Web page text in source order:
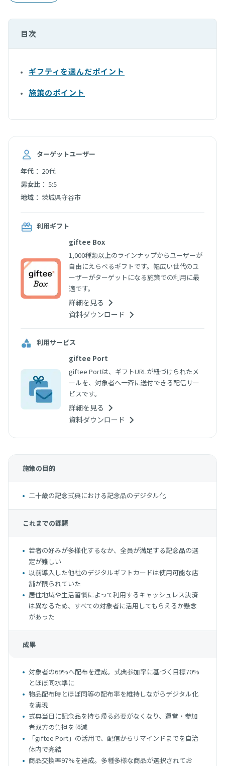
目次
ギフティを選んだポイント
施策のポイント
ターゲットユーザー
年代 ： 20代
男女比 ： 5:5
地域 ： 茨城県守谷市
利用ギフト
giftee Box
1,000種類以上のラインナップからユーザーが
自由にえらべるギフトです。幅広い世代のユ
ーザーがターゲットになる施策での利用に最
適です。
詳細を見る
資料ダウンロード
利用サービス
giftee Port
giftee Portは、ギフトURLが紐づけられたメ
ールを、対象者へ一斉に送付できる配信サー
ビスです。
詳細を見る
資料ダウンロード
施策の目的
二十歳の記念式典における記念品のデジタル化
これまでの課題
若者の好みが多様化するなか、全員が満足する記念品の選
定が難しい
以前導入した他社のデジタルギフトカードは使用可能な店
舗が限られていた
居住地域や生活習慣によって利用するキャッシュレス決済
は異なるため、すべての対象者に活用してもらえるか懸念
があった
成果
対象者の69%へ配布を達成。式典参加率に基づく目標70%
とほぼ同水準に
物品配布時とほぼ同等の配布率を維持しながらデジタル化
を実現
式典当日に記念品を持ち帰る必要がなくなり、運営・参加
者双方の負担を軽減
「giftee Port」の活用で、配信からリマインドまでを自治
体内で完結
商品交換率97%を達成。多種多様な商品が選択されてお